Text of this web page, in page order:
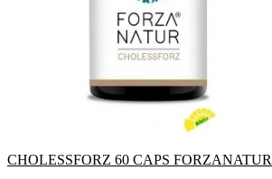
CHOLESSFORZ 60 CAPS FORZANATUR